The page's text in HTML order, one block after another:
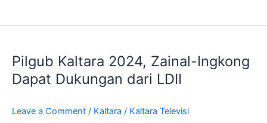
Pilgub Kaltara 2024, Zainal-Ingkong
Dapat Dukungan dari LDII
Leave a Comment / Kaltara / Kaltara Televisi
2024,
Zainal-
Ingkong
Dukungan